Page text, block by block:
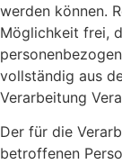
werden können.
Möglichkeit frei,
vollständig aus
Verarbeitung
Der für die
betroffenen